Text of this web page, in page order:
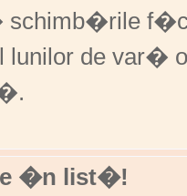
de var�
�n list�!